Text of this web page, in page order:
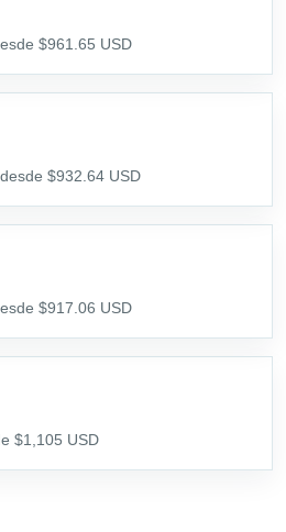
$961.65 USD
$932.64 USD
$917.06 USD
$1,105 USD